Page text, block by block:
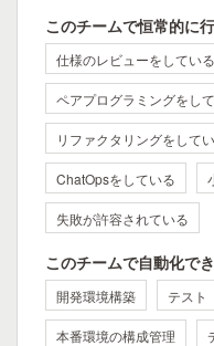
このチームで恒常的に
仕様のレビューをしている
ペアプログラミングをし
リファクタリングをして
ChatOpsをしている
失敗が許容されている
このチームで自動化で
開発環境構築 テスト
本番環境の構成管理